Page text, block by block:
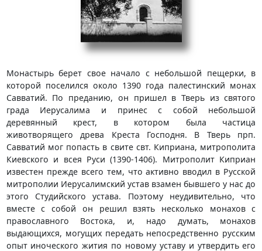
Монастырь берет свое начало с небольшой пещерки, в
которой поселился около 1390 года палестинский монах
Савватий. По преданию, он пришел в Тверь из святого
града Иерусалима и принес с собой небольшой
деревянный крест, в котором была частица
животворящего древа Креста Господня. В Тверь прп.
Савватий мог попасть в свите свт. Киприана, митрополита
Киевского и всея Руси (1390-1406). Митрополит Киприан
известен прежде всего тем, что активно вводил в Русской
митрополии Иерусалимский устав взамен бывшего у нас до
этого Студийского устава. Поэтому неудивительно, что
вместе с собой он решил взять несколько монахов с
православного Востока, и, надо думать, монахов
выдающихся, могущих передать непосредственно русским
опыт иноческого жития по новому уставу и утвердить его